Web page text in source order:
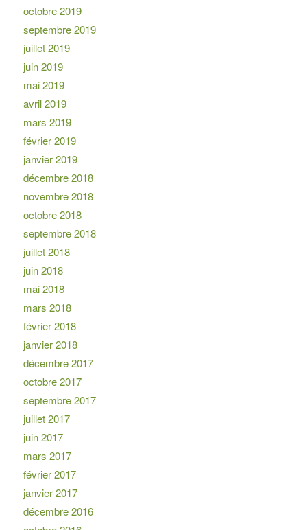
octobre 2019
septembre 2019
juillet 2019
juin 2019
mai 2019
avril 2019
mars 2019
février 2019
janvier 2019
décembre 2018
novembre 2018
octobre 2018
septembre 2018
juillet 2018
juin 2018
mai 2018
mars 2018
février 2018
janvier 2018
décembre 2017
octobre 2017
septembre 2017
juillet 2017
juin 2017
mars 2017
février 2017
janvier 2017
décembre 2016